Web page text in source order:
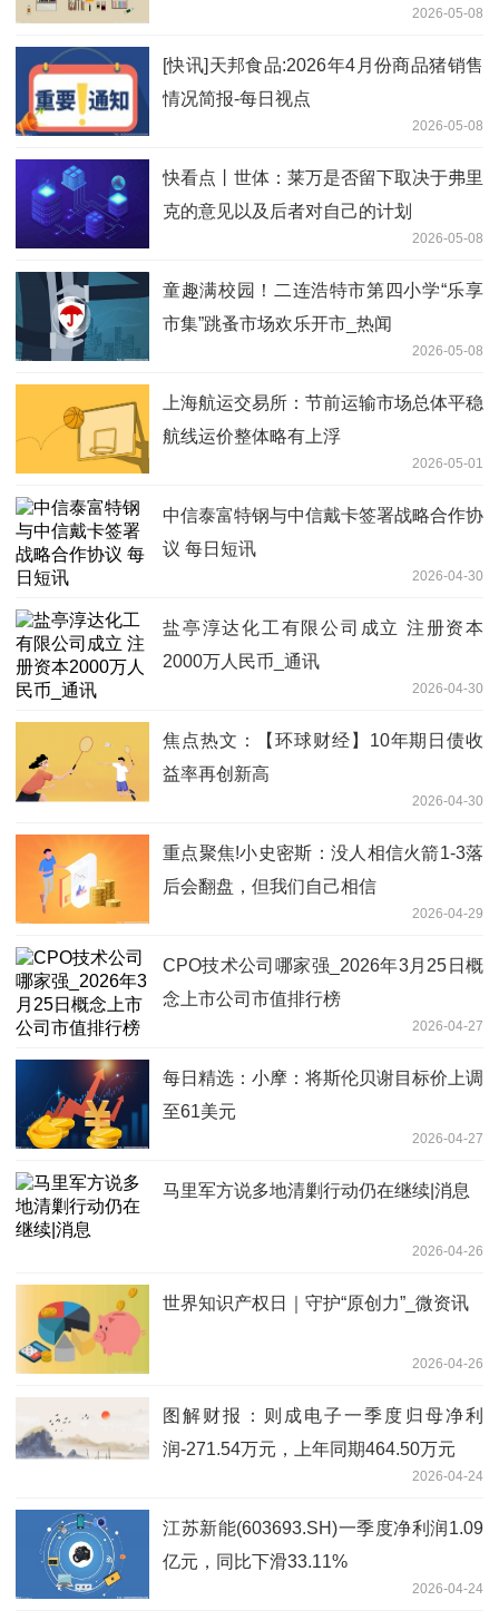
2026-05-08
[快讯]天邦食品:2026年4月份商品猪销售
情况简报-每日视点
2026-05-08
快看点丨世体：莱万是否留下取决于弗里
克的意见以及后者对自己的计划
2026-05-08
童趣满校园！二连浩特市第四小学“乐享
市集”跳蚤市场欢乐开市_热闻
2026-05-08
上海航运交易所：节前运输市场总体平稳
航线运价整体略有上浮
2026-05-01
中信泰富特钢与中信戴卡签署战略合作协
议 每日短讯
2026-04-30
盐亭淳达化工有限公司成立 注册资本
2000万人民币_通讯
2026-04-30
焦点热文：【环球财经】10年期日债收
益率再创新高
2026-04-30
重点聚焦!小史密斯：没人相信火箭1-3落
后会翻盘，但我们自己相信
2026-04-29
CPO技术公司哪家强_2026年3月25日概
念上市公司市值排行榜
2026-04-27
每日精选：小摩：将斯伦贝谢目标价上调
至61美元
2026-04-27
马里军方说多地清剿行动仍在继续|消息
2026-04-26
世界知识产权日｜守护“原创力”_微资讯
2026-04-26
图解财报：则成电子一季度归母净利
润-271.54万元，上年同期464.50万元
2026-04-24
江苏新能(603693.SH)一季度净利润1.09
亿元，同比下滑33.11%
2026-04-24